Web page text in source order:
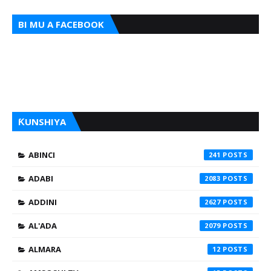
BI MU A FACEBOOK
ƘUNSHIYA
ABINCI 241
ADABI 2083
ADDINI 2627
AL'ADA 2079
ALMARA 12